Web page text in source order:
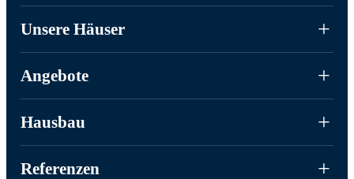
Unsere Häuser
Angebote
Hausbau
Referenzen